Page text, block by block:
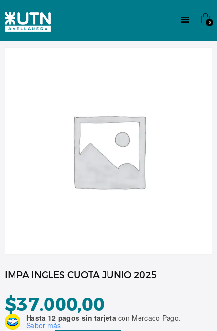
0
CULTURA
IMPA INGLES CUOTA JUNIO 2025
$37.000,00
Hasta 12 pagos sin tarjetacon Mercado Pago.
Saber más